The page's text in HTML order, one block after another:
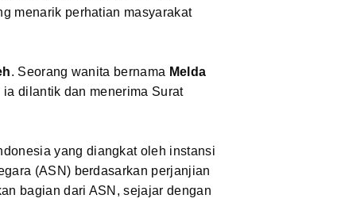
menarik perhatian masyarakat
. Seorang wanita bernama Melda
dilantik dan menerima Surat
yang diangkat oleh instansi
(ASN) berdasarkan perjanjian
bagian dari ASN, sejajar dengan